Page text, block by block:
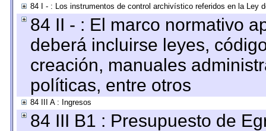
84 I - : Los instrumentos de control archivístico referidos en la Ley
84 II - : El marco normativo
deberá incluirse leyes,
creación, manuales
políticas, entre otros
84 III A : Ingresos
84 III B1 : Presupuesto de